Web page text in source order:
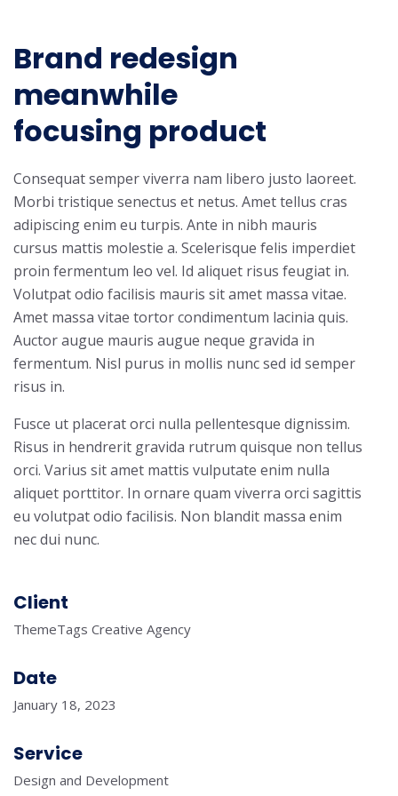
Brand redesign
meanwhile
focusing product
Consequat semper viverra nam libero justo laoreet.
Morbi tristique senectus et netus. Amet tellus cras
adipiscing enim eu turpis. Ante in nibh mauris
cursus mattis molestie a. Scelerisque felis imperdiet
proin fermentum leo vel. Id aliquet risus feugiat in.
Volutpat odio facilisis mauris sit amet massa vitae.
Amet massa vitae tortor condimentum lacinia quis.
Auctor augue mauris augue neque gravida in
fermentum. Nisl purus in mollis nunc sed id semper
risus in.
Fusce ut placerat orci nulla pellentesque dignissim.
Risus in hendrerit gravida rutrum quisque non tellus
orci. Varius sit amet mattis vulputate enim nulla
aliquet porttitor. In ornare quam viverra orci sagittis
eu volutpat odio facilisis. Non blandit massa enim
nec dui nunc.
Client
ThemeTags Creative Agency
Date
January 18, 2023
Service
Design and Development